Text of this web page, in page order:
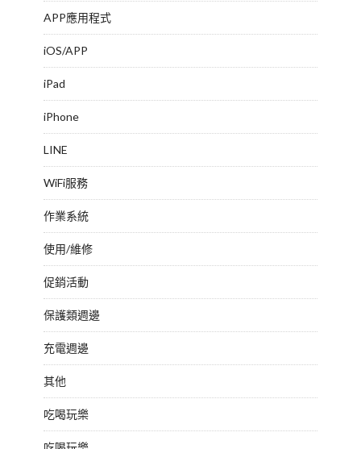
APP應用程式
iOS/APP
iPad
iPhone
LINE
WiFi服務
作業系統
使用/維修
促銷活動
保護類週邊
充電週邊
其他
吃喝玩樂